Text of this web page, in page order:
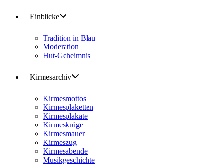
Einblicke
Tradition in Blau
Moderation
Hut-Geheimnis
Kirmesarchiv
Kirmesmottos
Kirmesplaketten
Kirmesplakate
Kirmeskrüge
Kirmesmauer
Kirmeszug
Kirmesabende
Musikgeschichte